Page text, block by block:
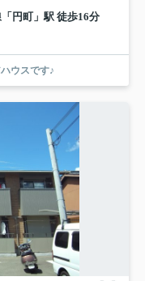
円町」駅 徒歩16分
ウスです♪